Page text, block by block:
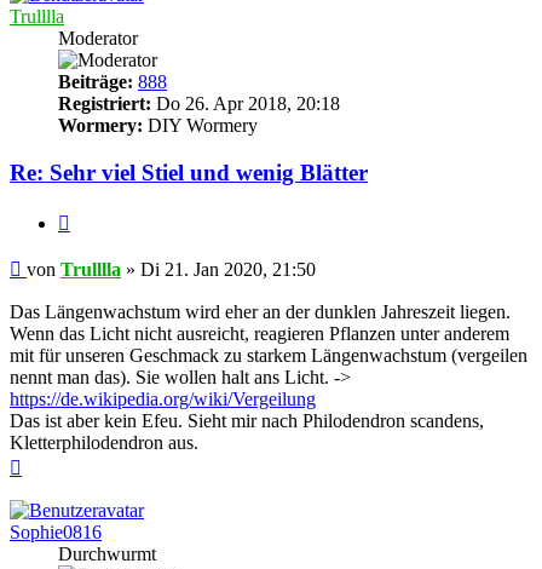
Trulllla
Moderator
Beiträge: 888
Registriert: Do 26. Apr 2018, 20:18
Wormery: DIY Wormery
Re: Sehr viel Stiel und wenig Blätter
Beitrag
von Trulllla » Di 21. Jan 2020, 21:50
Das Längenwachstum wird eher an der dunklen Jahreszeit liegen.
Wenn das Licht nicht ausreicht, reagieren Pflanzen unter anderem
mit für unseren Geschmack zu starkem Längenwachstum (vergeilen
nennt man das). Sie wollen halt ans Licht. ->
https://de.wikipedia.org/wiki/Vergeilung
Das ist aber kein Efeu. Sieht mir nach Philodendron scandens,
Kletterphilodendron aus.
Sophie0816
Durchwurmt